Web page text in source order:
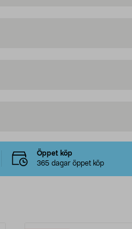
Öppet köp
365 dagar öppet köp